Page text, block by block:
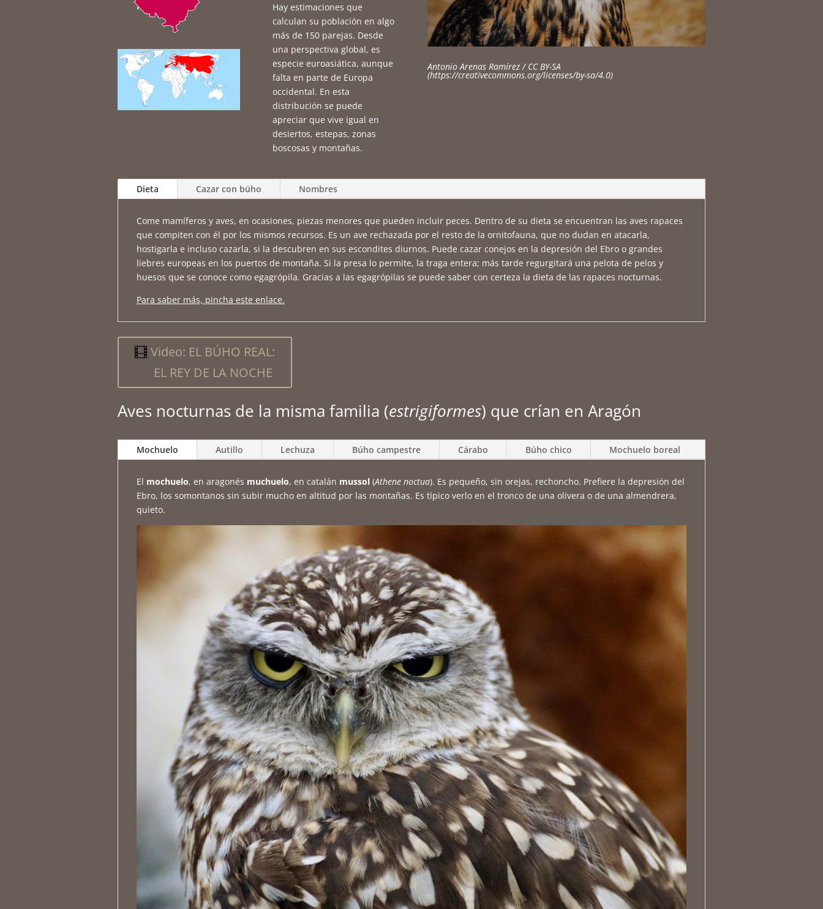
Hay estimaciones que
calculan su población en algo
más de 150 parejas. Desde
una perspectiva global, es
especie euroasiática, aunque
falta en parte de Europa
occidental. En esta
distribución se puede
apreciar que vive igual en
desiertos, estepas, zonas
boscosas y montañas.
Antonio Arenas Ramírez / CC BY-SA
(https://creativecommons.org/licenses/by-sa/4.0)
Dieta Cazar con búho Nombres
Come mamíferos y aves, en ocasiones, piezas menores que pueden incluir peces. Dentro de su dieta se encuentran las aves rapaces
que compiten con él por los mismos recursos. Es un ave rechazada por el resto de la ornitofauna, que no dudan en atacarla,
hostigarla e incluso cazarla, si la descubren en sus escondites diurnos. Puede cazar conejos en la depresión del Ebro o grandes
liebres europeas en los puertos de montaña. Si la presa lo permite, la traga entera; más tarde regurgitará una pelota de pelos y
huesos que se conoce como egagrópila. Gracias a las egagrópilas se puede saber con certeza la dieta de las rapaces nocturnas.
Para saber más, pincha este enlace.
Video: EL BÚHO REAL:
EL REY DE LA NOCHE
Aves nocturnas de la misma familia (estrigiformes) que crían en Aragón
Mochuelo Autillo Lechuza Búho campestre Cárabo Búho chico Mochuelo boreal
El mochuelo, en aragonés muchuelo, en catalán mussol (Athene noctua). Es pequeño, sin orejas, rechoncho. Prefiere la depresión del
Ebro, los somontanos sin subir mucho en altitud por las montañas. Es típico verlo en el tronco de una olivera o de una almendrera,
quieto.